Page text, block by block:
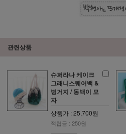
관련상품
슈퍼라나 케이크
그래니스퀘어백 &
벙거지 / 동백이 모
자
상품가 : 25,700원
적립금 : 250원